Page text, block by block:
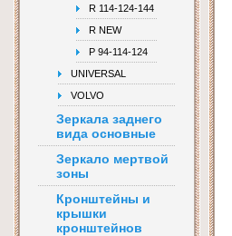
R 114-124-144
R NEW
Р 94-114-124
UNIVERSAL
VOLVO
Зеркала заднего
вида основные
Зеркало мертвой
зоны
Кронштейны и
крышки
кронштейнов